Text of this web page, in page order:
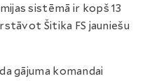
sistēmā ir kopš 13
Šitika FS jauniešu
gājuma komandai